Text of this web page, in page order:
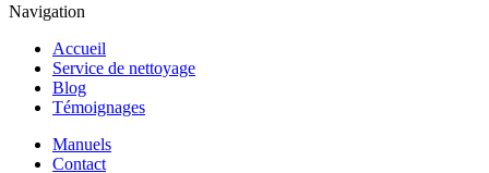
Navigation
Accueil
Service de nettoyage
Blog
Témoignages
Manuels
Contact